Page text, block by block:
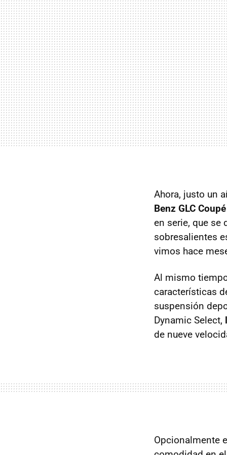
Ahora, justo un
Benz GLC Coupé
en serie, que se
sobresalientes
vimos hace
Al mismo
características
suspensión
Dynamic Select,
de nueve
Opcionalmente